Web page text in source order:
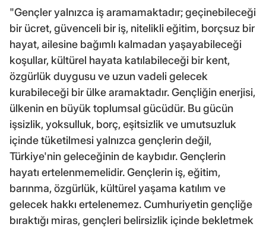
"Gençler yalnızca iş aramamaktadır; geçinebileceği
bir ücret, güvenceli bir iş, nitelikli eğitim, borçsuz bir
hayat, ailesine bağımlı kalmadan yaşayabileceği
koşullar, kültürel hayata katılabileceği bir kent,
özgürlük duygusu ve uzun vadeli gelecek
kurabileceği bir ülke aramaktadır. Gençliğin enerjisi,
ülkenin en büyük toplumsal gücüdür. Bu gücün
işsizlik, yoksulluk, borç, eşitsizlik ve umutsuzluk
içinde tüketilmesi yalnızca gençlerin değil,
Türkiye'nin geleceğinin de kaybıdır. Gençlerin
hayatı ertelenmemelidir. Gençlerin iş, eğitim,
barınma, özgürlük, kültürel yaşama katılım ve
gelecek hakkı ertelenemez. Cumhuriyetin gençliğe
bıraktığı miras, gençleri belirsizlik içinde bekletmek